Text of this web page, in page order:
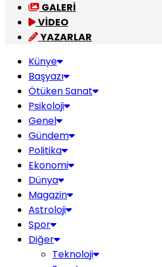
GALERİ
VİDEO
YAZARLAR
Künye
Başyazı
Ötüken Sanat
Psikoloji
Genel
Gündem
Politika
Ekonomi
Dünya
Magazin
Astroloji
Spor
Diğer
Teknoloji